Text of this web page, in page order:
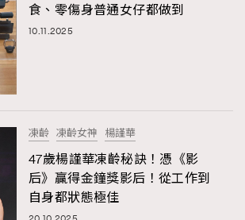
食、零傷身普通女仔都做到
10.11.2025
凍齡 凍齡女神 楊謹華
47歲楊謹華凍齡秘訣！憑《影
后》贏得金鐘獎影后！從工作到
自身都狀態極佳